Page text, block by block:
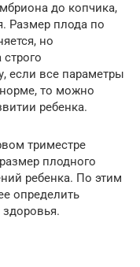
до копчика,
Размер плода по
но
если все параметры
то можно
ребенка.
триместре
плодного
ребенка. По этим
определить
здоровья.